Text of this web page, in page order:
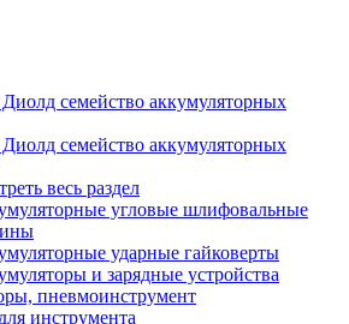
семейство аккумуляторных
семейство аккумуляторных
весь раздел
угловые шлифовальные
ударные гайковерты
и зарядные устройства
пневмоинструмент
инструмента